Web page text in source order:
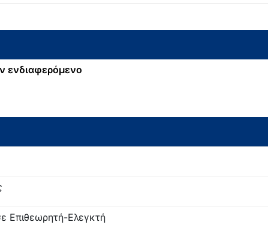
ενδιαφερόμενο
Επιθεωρητή-Ελεγκτή